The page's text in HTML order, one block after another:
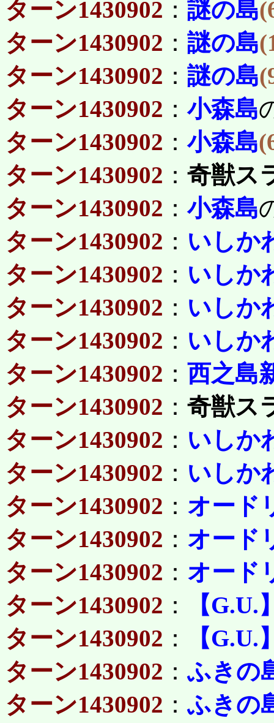
ターン1430902 ： 謎の島
ターン1430902 ： 謎の島
ターン1430902 ： 謎の島
ターン1430902 ：小森島
ターン1430902 ：小森島
ターン1430902 ： 奇獣ス
ターン1430902 ：小森島
ターン1430902 ： いしか
ターン1430902 ： いしか
ターン1430902 ： いしか
ターン1430902 ： いしか
ターン1430902 ： 西之島
ターン1430902 ： 奇獣ス
ターン1430902 ： いしか
ターン1430902 ： いしか
ターン1430902 ： オード
ターン1430902 ： オード
ターン1430902 ： オード
ターン1430902 ：
【
ターン1430902 ：
【
ターン1430902 ：ふきの
ターン1430902 ：ふきの